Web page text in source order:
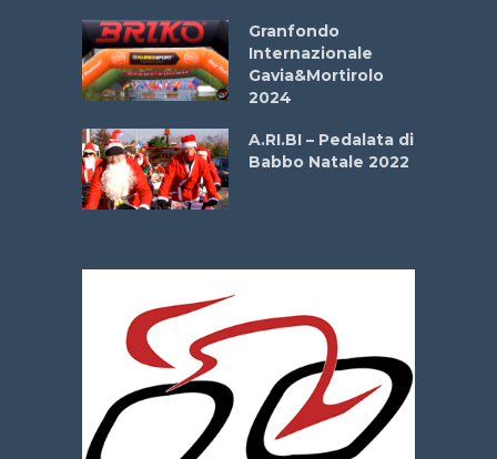
Granfondo
Internazionale
Gavia&Mortirolo
2024
A.RI.BI – Pedalata di
Babbo Natale 2022